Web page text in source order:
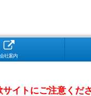
会社案内
イトにご注意くださ